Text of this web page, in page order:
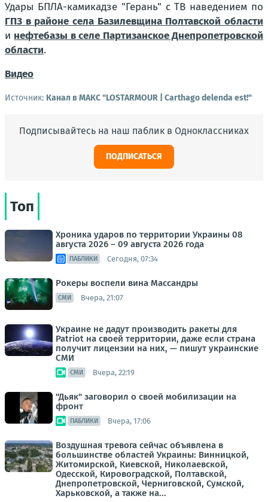
Удары БПЛА-камикадзе "Герань" с ТВ наведением по
ГПЗ в районе села Базилевщина Полтавской области
и нефтебазы в селе Партизанское Днепропетровской
области.
Видео
Источник: Канал в МАКС "LOSTARMOUR | Carthago delenda est!"
Подписывайтесь на наш паблик в Одноклассниках
ПОДПИСАТЬСЯ
Топ
Хроника ударов по территории Украины 08
августа 2026 – 09 августа 2026 года
ПАБЛИКИ Сегодня, 07:34
Рокеры воспели вина Массандры
СМИ Вчера, 21:07
Украине не дадут производить ракеты для
Patriot на своей территории, даже если страна
получит лицензии на них, — пишут украинские
СМИ
СМИ Вчера, 22:19
"Дьяк" заговорил о своей мобилизации на
фронт
ПАБЛИКИ Вчера, 17:06
Воздушная тревога сейчас объявлена в
большинстве областей Украины: Винницкой,
Житомирской, Киевской, Николаевской,
Одесской, Кировоградской, Полтавской,
Днепропетровской, Черниговской, Сумской,
Харьковской, а также на...